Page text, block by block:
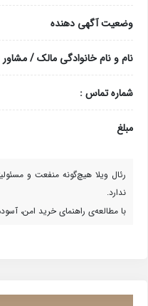
وضعیت آگهی دهنده
نام و نام خانوادگی مالک / مشاور
شماره تماس :
مبلغ
رئال ویلا هیچ‌گونه منفعت و
ندارد.
با مطالعه‌ی راهنمای خرید امن،